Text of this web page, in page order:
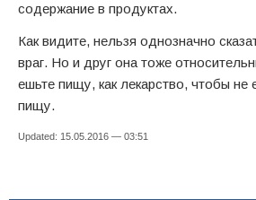
содержание в продуктах.
Как видите, нельзя однозначно
враг. Но и друг она тоже
ешьте пищу, как лекарство, чтобы не
пищу.
Updated: 15.05.2016 — 03:51